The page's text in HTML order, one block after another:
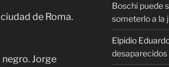
de Roma.
Jorge
Boschi puede
someterlo a la
Elpidio
desaparecidos